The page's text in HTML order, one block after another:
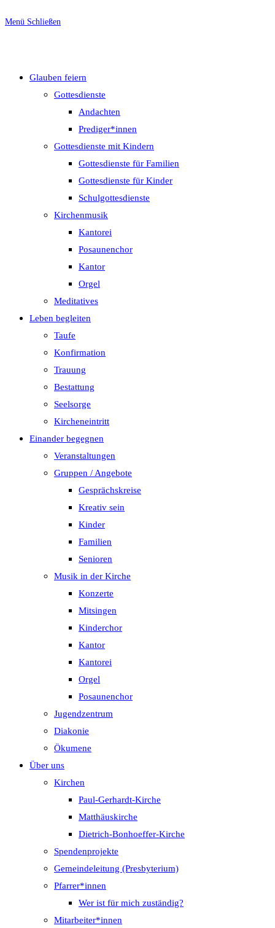
Menü Schließen
Glauben feiern
Gottesdienste
Andachten
Prediger*innen
Gottesdienste mit Kindern
Gottesdienste für Familien
Gottesdienste für Kinder
Schulgottesdienste
Kirchenmusik
Kantorei
Posaunenchor
Kantor
Orgel
Meditatives
Leben begleiten
Taufe
Konfirmation
Trauung
Bestattung
Seelsorge
Kircheneintritt
Einander begegnen
Veranstaltungen
Gruppen / Angebote
Gesprächskreise
Kreativ sein
Kinder
Familien
Senioren
Musik in der Kirche
Konzerte
Mitsingen
Kinderchor
Kantor
Kantorei
Orgel
Posaunenchor
Jugendzentrum
Diakonie
Ökumene
Über uns
Kirchen
Paul-Gerhardt-Kirche
Matthäuskirche
Dietrich-Bonhoeffer-Kirche
Spendenprojekte
Gemeindeleitung (Presbyterium)
Pfarrer*innen
Wer ist für mich zuständig?
Mitarbeiter*innen